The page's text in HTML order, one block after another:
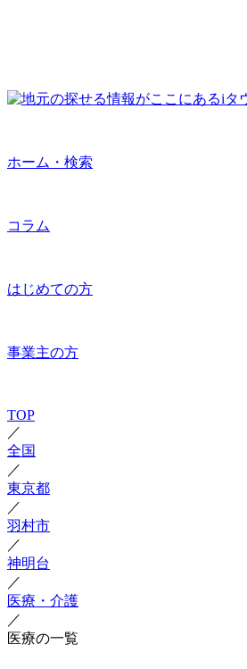
ホーム・検索
コラム
はじめての方
事業主の方
TOP
／
全国
／
東京都
／
羽村市
／
神明台
／
医療・介護
／
医療の一覧